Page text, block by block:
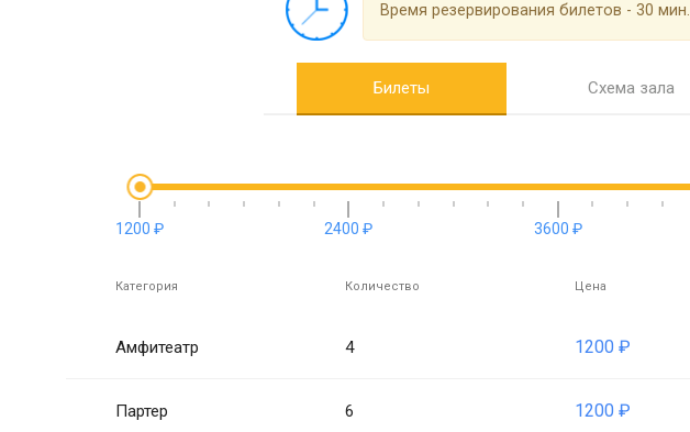
Время резервирования билетов - 30 мин.
Билеты Схема зала
1200 ₽ 2400 ₽ 3600 ₽
Категория Количество Цена
Амфитеатр 4 1200 ₽
Партер 6 1200 ₽